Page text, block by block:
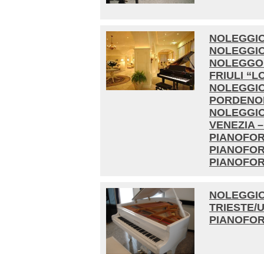
FRIULI
VENEZIA
TRIESTE/